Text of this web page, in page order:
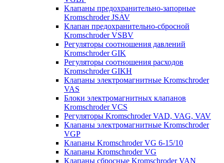
Клапаны предохранительно-запорные
Kromschroder JSAV
Клапан предохранительно-сбросной
Kromschroder VSBV
Регуляторы соотношения давлений
Kromschroder GIK
Регуляторы соотношения расходов
Kromschroder GIKH
Клапаны электромагнитные Kromschroder
VAS
Блоки электромагнитных клапанов
Kromschroder VCS
Регуляторы Kromschroder VAD, VAG, VAV
Клапаны электромагнитные Kromschroder
VGP
Клапаны Kromschroder VG 6-15/10
Клапаны Kromschroder VG
Клапаны сбросные Kromschroder VAN